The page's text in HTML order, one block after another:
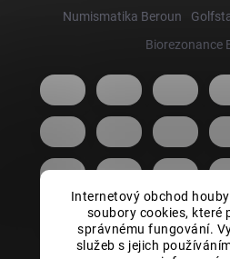
Internetový obchod
soubory cookies, které
správnému fungování.
služeb s jejich
Numismatika Beroun
Biorezonance